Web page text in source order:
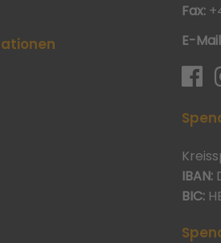
Fax:
E-
IBAN:
BIC: